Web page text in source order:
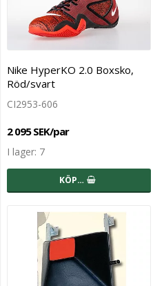
Nike HyperKO 2.0 Boxsko,
Röd/svart
CI2953-606
2 095 SEK/par
I lager: 7
KÖP…